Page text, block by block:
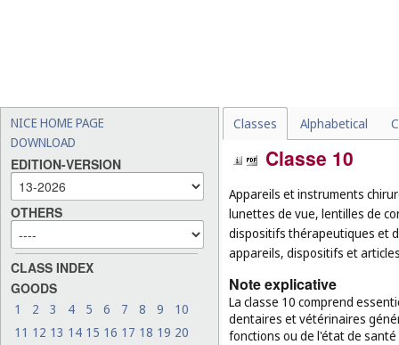
NICE HOME PAGE
DOWNLOAD
EDITION-VERSION
OTHERS
CLASS INDEX
GOODS
1 2 3 4 5 6 7 8 9
10
11 12 13 14 15 16 17 18 19 20
Classes Alphabetical
Classe 10
Appareils et instruments
lunettes de vue, lentilles de
dispositifs thérapeutiques et
appareils, dispositifs et
Note explicative
La classe 10 comprend
dentaires et vétérinaires
fonctions ou de l'état de